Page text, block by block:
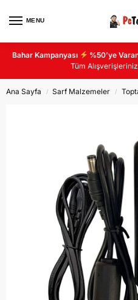
MENU
Bahar Kampanyası %50’ye
Tüm
Ana Sayfa / Sarf Malzemeler /